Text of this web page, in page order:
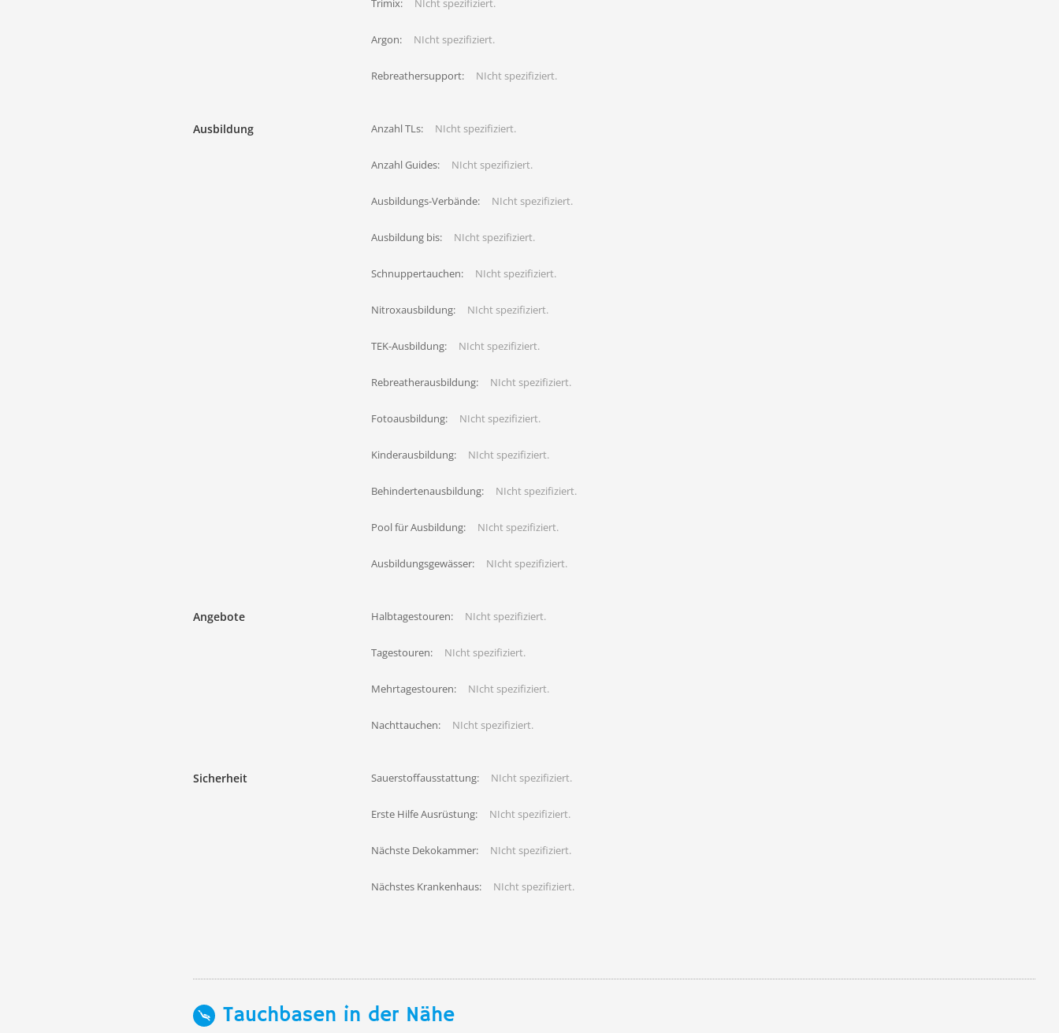
Trimix: NIcht spezifiziert.
Argon: NIcht spezifiziert.
Rebreathersupport: NIcht spezifiziert.
Ausbildung Anzahl TLs: NIcht spezifiziert.
Anzahl Guides: NIcht spezifiziert.
Ausbildungs-Verbände: NIcht spezifiziert.
Ausbildung bis: NIcht spezifiziert.
Schnuppertauchen: NIcht spezifiziert.
Nitroxausbildung: NIcht spezifiziert.
TEK-Ausbildung: NIcht spezifiziert.
Rebreatherausbildung: NIcht spezifiziert.
Fotoausbildung: NIcht spezifiziert.
Kinderausbildung: NIcht spezifiziert.
Behindertenausbildung: NIcht spezifiziert.
Pool für Ausbildung: NIcht spezifiziert.
Ausbildungsgewässer: NIcht spezifiziert.
Angebote Halbtagestouren: NIcht spezifiziert.
Tagestouren: NIcht spezifiziert.
Mehrtagestouren: NIcht spezifiziert.
Nachttauchen: NIcht spezifiziert.
Sicherheit Sauerstoffausstattung: NIcht spezifiziert.
Erste Hilfe Ausrüstung: NIcht spezifiziert.
Nächste Dekokammer: NIcht spezifiziert.
Nächstes Krankenhaus: NIcht spezifiziert.
Tauchbasen in der Nähe